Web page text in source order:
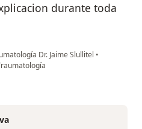
durante toda
Dr. Jaime Slullitel •